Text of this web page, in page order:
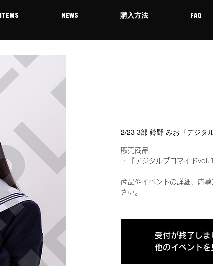
ITEMS NEWS 購入方法 FAQ
2/23 3部 鈴野 みお『デジタ
販売商品
・『デジタルブロマイド
商品やイベントの詳細、応
さい。
受付が終了しま
他のイベントを